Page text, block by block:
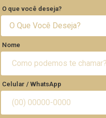
O que você deseja?
O Que Você Deseja?
Nome
Celular / WhatsApp